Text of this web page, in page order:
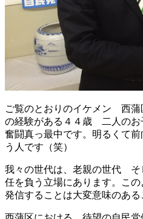
ご覧のとおりのイケメン 西
の経験がある４４歳 二人のお
奮闘真っ最中です。明るくて
う人です（笑）
我々の世代は、老親の世代
任を負う立場にあります。こ
発信することは大変意味のある